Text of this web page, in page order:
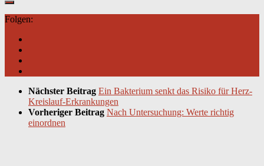
Folgen:
Nächster Beitrag Ein Bakterium senkt das Risiko für Herz-
Kreislauf-Erkrankungen
Vorheriger Beitrag Nach Untersuchung: Werte richtig
einordnen